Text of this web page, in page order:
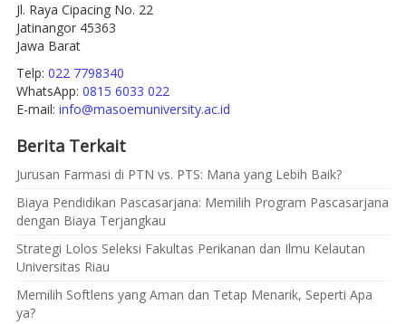
Jl. Raya Cipacing No. 22
Jatinangor 45363
Jawa Barat
Telp: 022 7798340
WhatsApp: 0815 6033 022
E-mail: info@masoemuniversity.ac.id
Berita Terkait
Jurusan Farmasi di PTN vs. PTS: Mana yang Lebih Baik?
Biaya Pendidikan Pascasarjana: Memilih Program Pascasarjana
dengan Biaya Terjangkau
Strategi Lolos Seleksi Fakultas Perikanan dan Ilmu Kelautan
Universitas Riau
Memilih Softlens yang Aman dan Tetap Menarik, Seperti Apa
ya?